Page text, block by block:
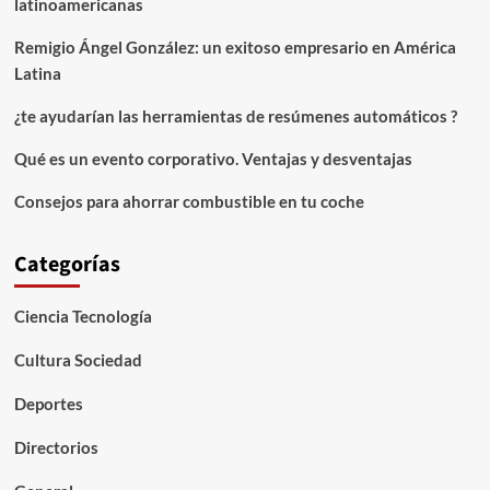
Alicante
latinoamericanas
Remigio Ángel González: un exitoso empresario en América
Latina
¿te ayudarían las herramientas de resúmenes automáticos ?
Qué es un evento corporativo. Ventajas y desventajas
Consejos para ahorrar combustible en tu coche
Categorías
Ciencia Tecnología
Cultura Sociedad
Deportes
Directorios